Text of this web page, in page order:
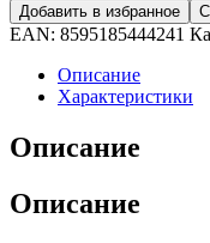
Добавить в избранное
EAN: 8595185444241
Описание
Характеристики
Описание
Описание